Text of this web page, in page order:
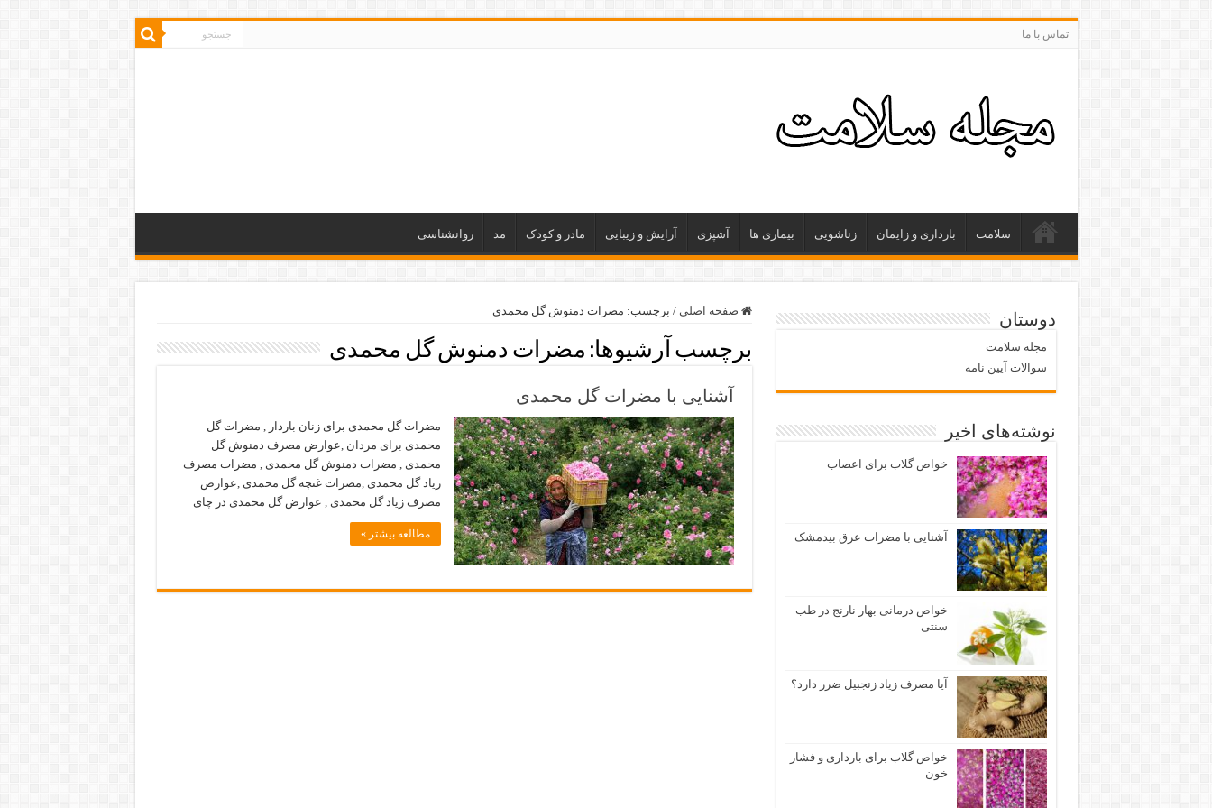
تماس با ما
سلامت بارداری و زایمان زناشویی بیماری ها آشپزی آرایش و زیبایی مادر و کودک مد روانشناسی
صفحه اصلی / برچسب: مضرات دمنوش گل محمدی
برچسب آرشیوها: مضرات دمنوش گل محمدی
آشنایی با مضرات گل محمدی
مضرات گل محمدی برای زنان باردار , مضرات گل
محمدی برای مردان ,عوارض مصرف دمنوش گل
محمدی , مضرات دمنوش گل محمدی , مضرات مصرف
زیاد گل محمدی ,مضرات غنچه گل محمدی ,عوارض
مصرف زیاد گل محمدی , عوارض گل محمدی در چای
مطالعه بیشتر »
دوستان
مجله سلامت
سوالات آیین نامه
نوشته‌های اخیر
خواص گلاب برای اعصاب
آشنایی با مضرات عرق بیدمشک
خواص درمانی بهار نارنج در طب
سنتی
آیا مصرف زیاد زنجبیل ضرر دارد؟
خواص گلاب برای بارداری و فشار
خون